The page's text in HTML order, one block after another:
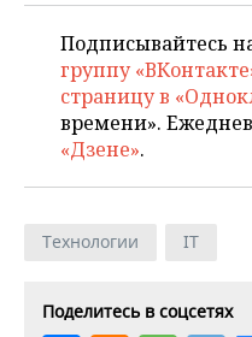
Подписывайтесь
группу
страницу в
времени».
«Дзене».
Технологии IT
Поделитесь в соцсетях